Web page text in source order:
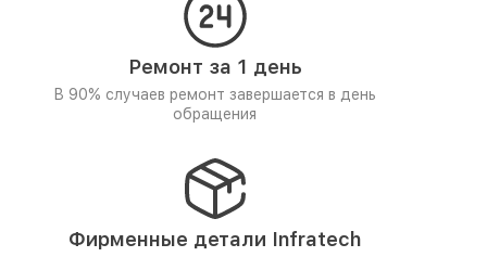
Ремонт за 1 день
В 90% случаев ремонт завершается в день
обращения
Фирменные детали Infratech